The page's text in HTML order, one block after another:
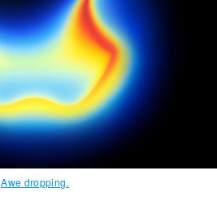
Awe dropping.